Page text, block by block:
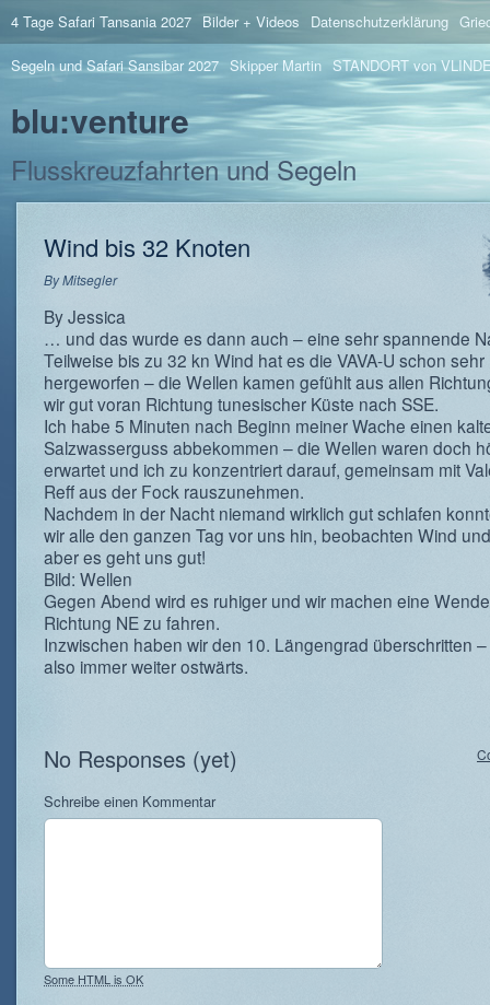
4 Tage Safari Tansania 2027 Bilder + Videos Datenschutzerklärung
Segeln und Safari Sansibar 2027 Skipper Martin STANDORT von
blu:venture
Flusskreuzfahrten und Segeln
Wind bis 32 Knoten
ByMitsegler
By Jessica
… und das wurde es dann auch – eine sehr spannende
Teilweise bis zu 32 kn Wind hat es die VAVA-U schon
hergeworfen – die Wellen kamen gefühlt aus allen
wir gut voran Richtung tunesischer Küste nach SSE.
Ich habe 5 Minuten nach Beginn meiner Wache einen
Salzwasserguss abbekommen – die Wellen waren doch
erwartet und ich zu konzentriert darauf, gemeinsam mit
Reff aus der Fock rauszunehmen.
Nachdem in der Nacht niemand wirklich gut schlafen
wir alle den ganzen Tag vor uns hin, beobachten Wind
aber es geht uns gut!
Bild: Wellen
Gegen Abend wird es ruhiger und wir machen eine
Richtung NE zu fahren.
Inzwischen haben wir den 10. Längengrad überschritten
also immer weiter ostwärts.
No Responses (yet)
Schreibe einen Kommentar
Some HTML is OK